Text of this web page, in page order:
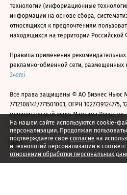
На нашем сайте используются cookie-
персонализации. Продолжая
подтверждаете свое согласие на
и технологий персонализации в
отношении обработки персональных
технологии (информационные
информации на основе сбора,
относящихся к предпочтениям
находящихся на территории
Правила применения рекомендательных
рекламно-обменной сети, размещенных
24smi
Все права защищены © АО Бизнес Ньюс
7712108141/771501001, ОГРН 1027739124775,
муниципальный округ Марьина Роща, ул.
2026